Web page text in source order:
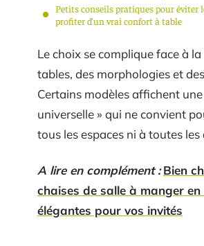
Petits conseils pratiques pour éviter
profiter d’un vrai confort à table
Le choix se complique face à
tables, des morphologies et
Certains modèles affichent
universelle » qui ne convient
tous les espaces ni à toutes
A lire en complément : Bien
chaises de salle à manger en
élégantes pour vos invités